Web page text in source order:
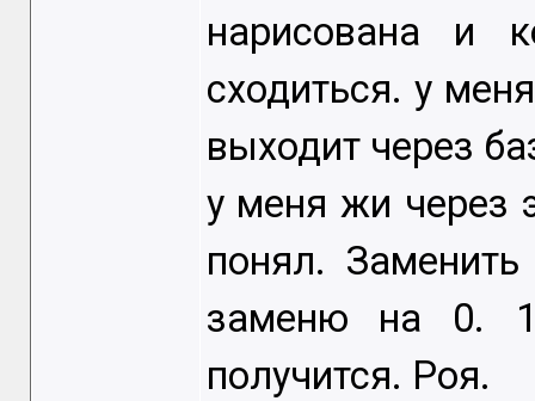
нарисована и
сходиться. у
выходит через
у меня жи через
понял.
заменю на 0.
получится. Роя.